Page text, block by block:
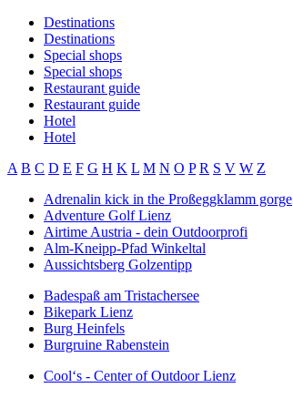
Destinations
Destinations
Special shops
Special shops
Restaurant guide
Restaurant guide
Hotel
Hotel
A B C D E F G H K L M N O P R S V W Z
Adrenalin kick in the Proßeggklamm gorge
Adventure Golf Lienz
Airtime Austria - dein Outdoorprofi
Alm-Kneipp-Pfad Winkeltal
Aussichtsberg Golzentipp
Badespaß am Tristachersee
Bikepark Lienz
Burg Heinfels
Burgruine Rabenstein
Cool‘s - Center of Outdoor Lienz